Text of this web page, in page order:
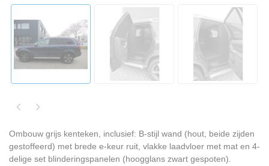
Ombouw grijs kenteken, inclusief: B-stijl wand (hout, beide zijden
gestoffeerd) met brede e-keur ruit, vlakke laadvloer met mat en 4-
delige set blinderingspanelen (hoogglans zwart gespoten).